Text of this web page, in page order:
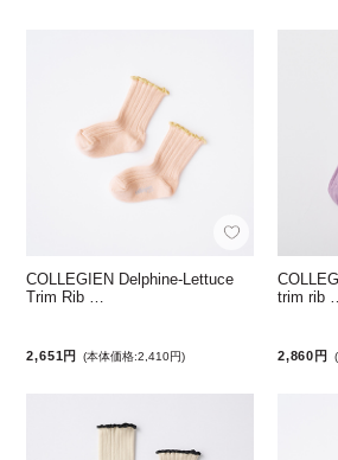
COLLEGIEN Delphine-Lettuce
Trim Rib …
2,651円 (本体価格:2,410円)
trim rib
2,860円